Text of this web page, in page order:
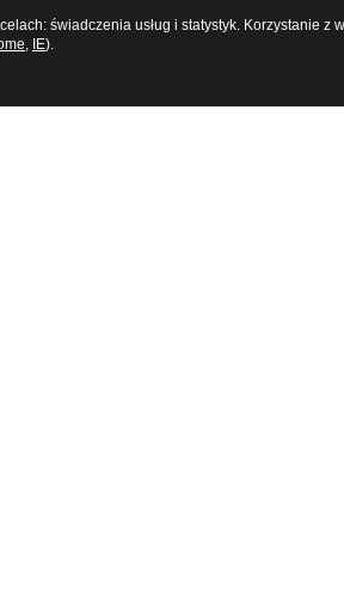
świadczenia usług i statystyk. Korzystanie
, IE).